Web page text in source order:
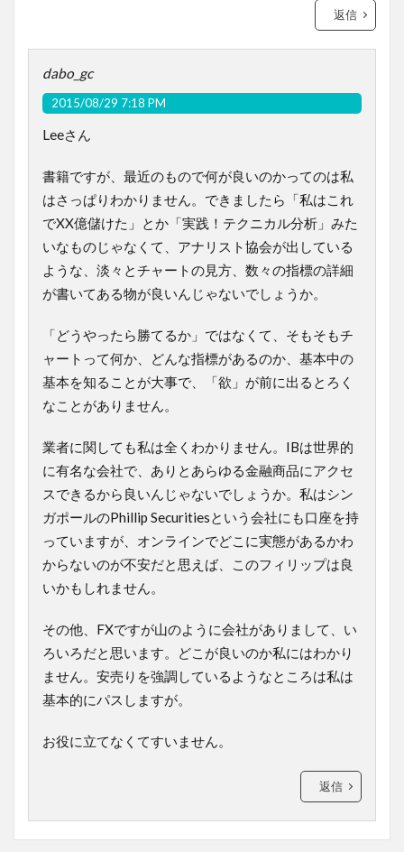
返信
dabo_gc
2015/08/29 7:18 PM
Leeさん
書籍ですが、最近のもので何が良いのかってのは私
はさっぱりわかりません。できましたら「私はこれ
でXX億儲けた」とか「実践！テクニカル分析」みた
いなものじゃなくて、アナリスト協会が出している
ような、淡々とチャートの見方、数々の指標の詳細
が書いてある物が良いんじゃないでしょうか。
「どうやったら勝てるか」ではなくて、そもそもチ
ャートって何か、どんな指標があるのか、基本中の
基本を知ることが大事で、「欲」が前に出るとろく
なことがありません。
業者に関しても私は全くわかりません。IBは世界的
に有名な会社で、ありとあらゆる金融商品にアクセ
スできるから良いんじゃないでしょうか。私はシン
ガポールのPhillip Securitiesという会社にも口座を持
っていますが、オンラインでどこに実態があるかわ
からないのが不安だと思えば、このフィリップは良
いかもしれません。
その他、FXですが山のように会社がありまして、い
ろいろだと思います。どこが良いのか私にはわかり
ません。安売りを強調しているようなところは私は
基本的にパスしますが。
お役に立てなくてすいません。
返信